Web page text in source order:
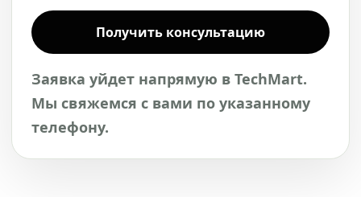
Получить консультацию
Заявка уйдет напрямую в TechMart.
Мы свяжемся с вами по указанному
телефону.